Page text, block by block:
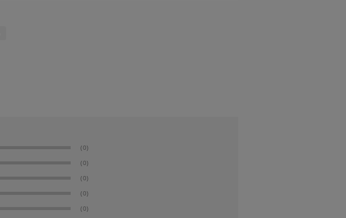
(0)
(0)
(0)
(0)
(0)